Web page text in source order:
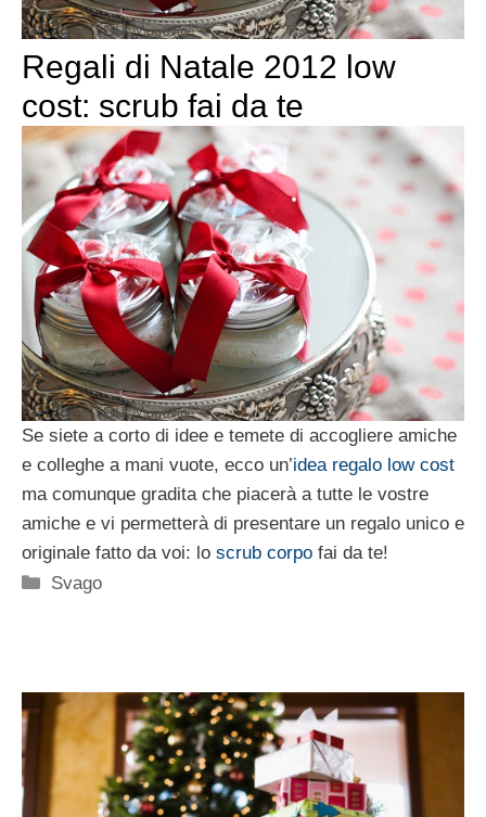
Regali di Natale 2012 low
cost: scrub fai da te
Se siete a corto di idee e temete di accogliere amiche
e colleghe a mani vuote, ecco un’idea regalo low cost
ma comunque gradita che piacerà a tutte le vostre
amiche e vi permetterà di presentare un regalo unico e
originale fatto da voi: lo scrub corpo fai da te!
Categorie
Svago